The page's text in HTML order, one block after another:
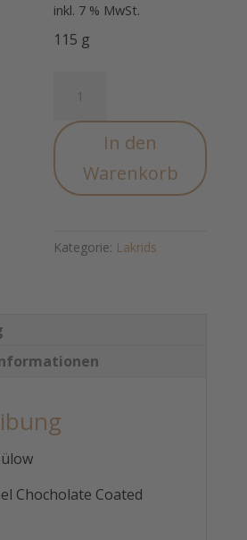
inkl. 7 % MwSt.
115 g
Salt
Caramel
In den
Warenkorb
Kategorie: Lakrids
Chocholate Coated